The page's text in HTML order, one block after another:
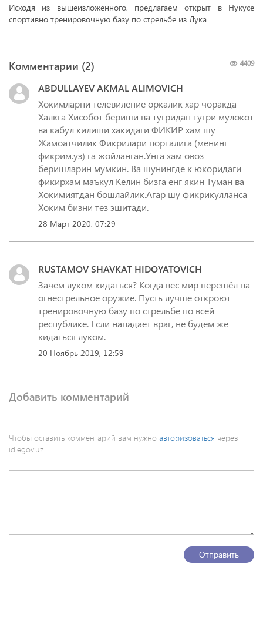
Исходя из вышеизложенного, предлагаем открыт в Нукусе
спортивно тренировочную базу по стрельбе из Лука
4409
Комментарии (2)
ABDULLAYEV AKMAL ALIMOVICH
Хокимларни телевиление оркалик хар чоракда
Халкга Хисобот бериши ва тугридан тугри мулокот
ва кабул килиши хакидаги ФИКИР хам шу
Жамоатчилик Фикрилари порталига (менинг
фикрим.уз) га жойланган.Унга хам овоз
беришларин мумкин. Ва шунингде к юкоридаги
фикирхам маъкул Келин бизга енг якин Туман ва
Хокимиятдан бошлайлик.Агар шу фикрикулланса
Хоким бизни тез эшитади.
28 Март 2020, 07:29
RUSTAMOV SHAVKAT HIDOYATOVICH
Зачем луком кидаться? Когда вес мир перешёл на
огнестрельное оружие. Пусть лучше откроют
тренировочную базу по стрельбе по всей
республике. Если нападает враг, не будем же
кидаться луком.
20 Ноябрь 2019, 12:59
Добавить комментарий
Чтобы оставить комментарий вам нужно авторизоваться через
id.egov.uz
Отправить